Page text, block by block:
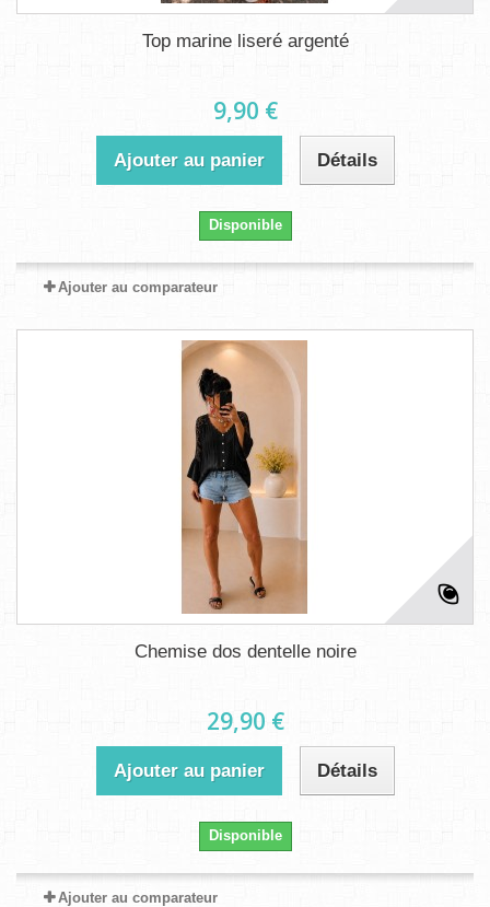
Top marine liseré argenté
9,90 €
Ajouter au panier Détails
Disponible
Ajouter au comparateur
Chemise dos dentelle noire
29,90 €
Ajouter au panier Détails
Disponible
Ajouter au comparateur